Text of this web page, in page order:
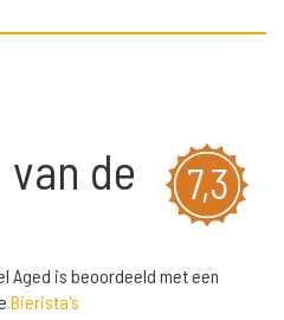
7,3
de
Aged is beoordeeld met een
Bierista's